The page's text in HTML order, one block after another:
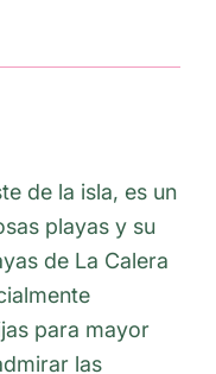
de la isla, es un
playas y su
de La Calera
para mayor
las